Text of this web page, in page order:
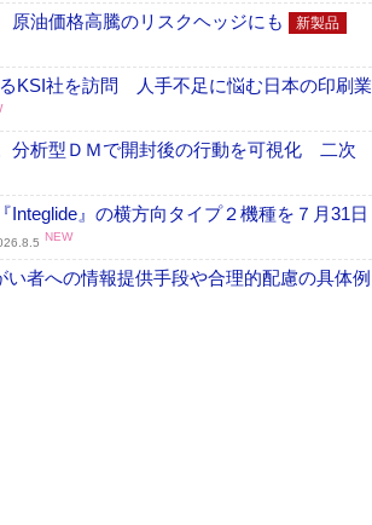
油価格高騰のリスクヘッジにも 新製品
KSI社を訪問 人手不足に悩む日本の印刷業
分析型ＤＭで開封後の行動を可視化 二次
』の横方向タイプ２機種を７月31日
NEW
者への情報提供手段や合理的配慮の具体例